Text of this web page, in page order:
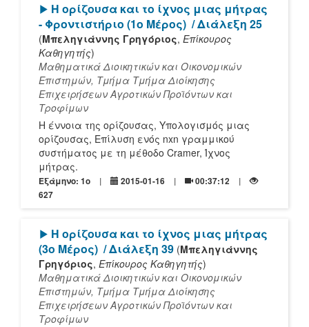
[Play]
Η ορίζουσα και το ίχνος μιας μήτρας
- Φροντιστήριο (1ο Μέρος) / Διάλεξη 25
(Μπεληγιάννης Γρηγόριος, Επίκουρος
Καθηγητής)
Μαθηματικά Διοικητικών και Οικονομικών
Επιστημών, Τμήμα Τμήμα Διοίκησης
Επιχειρήσεων Αγροτικών Προϊόντων και
Τροφίμων
Η έννοια της ορίζουσας, Υπολογισμός μιας
ορίζουσας, Επίλυση ενός nxn γραμμικού
συστήματος με τη μέθοδο Cramer, Ίχνος
μήτρας.
Εξάμηνο: 1o 2015-01-16
00:37:12
627
[Play]
Η ορίζουσα και το ίχνος μιας μήτρας
(3ο Μέρος) / Διάλεξη 39 (Μπεληγιάννης
Γρηγόριος, Επίκουρος Καθηγητής)
Μαθηματικά Διοικητικών και Οικονομικών
Επιστημών, Τμήμα Τμήμα Διοίκησης
Επιχειρήσεων Αγροτικών Προϊόντων και
Τροφίμων